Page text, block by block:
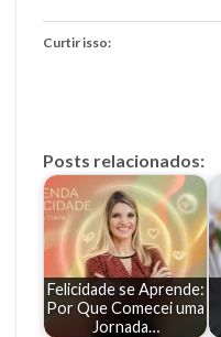
Curtir isso:
Posts relacionados:
Felicidade se Aprende:
Por Que Comecei uma
Jornada…